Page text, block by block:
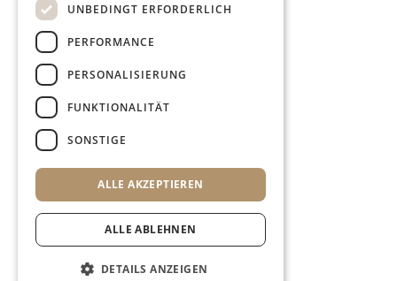
UNBEDINGT ERFORDERLICH
PERFORMANCE
PERSONALISIERUNG
FUNKTIONALITÄT
SONSTIGE
ALLE AKZEPTIEREN
ALLE ABLEHNEN
DETAILS ANZEIGEN